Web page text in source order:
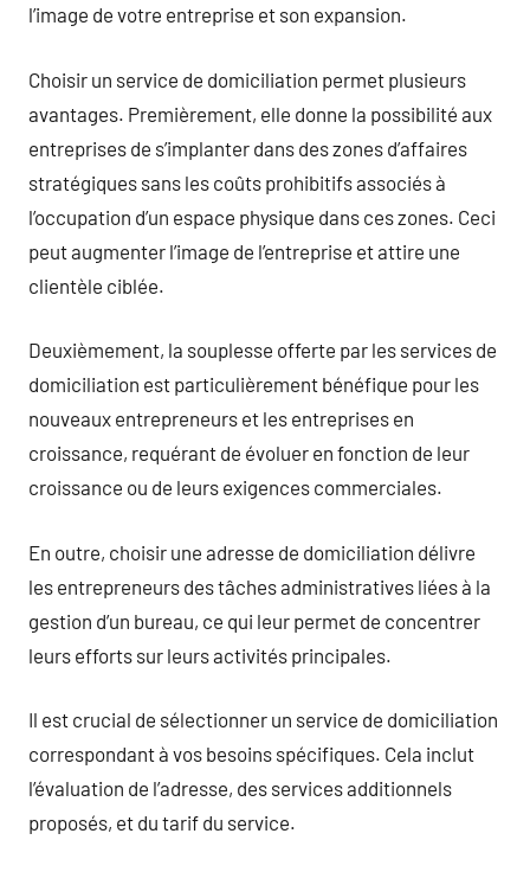
l’image de votre entreprise et son expansion.
Choisir un service de domiciliation permet plusieurs
avantages. Premièrement, elle donne la possibilité aux
entreprises de s’implanter dans des zones d’affaires
stratégiques sans les coûts prohibitifs associés à
l’occupation d’un espace physique dans ces zones. Ceci
peut augmenter l’image de l’entreprise et attire une
clientèle ciblée.
Deuxièmement, la souplesse offerte par les services de
domiciliation est particulièrement bénéfique pour les
nouveaux entrepreneurs et les entreprises en
croissance, requérant de évoluer en fonction de leur
croissance ou de leurs exigences commerciales.
En outre, choisir une adresse de domiciliation délivre
les entrepreneurs des tâches administratives liées à la
gestion d’un bureau, ce qui leur permet de concentrer
leurs efforts sur leurs activités principales.
Il est crucial de sélectionner un service de domiciliation
correspondant à vos besoins spécifiques. Cela inclut
l’évaluation de l’adresse, des services additionnels
proposés, et du tarif du service.